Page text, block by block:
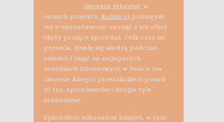
(korekta tekstów), w
ramach projektu Audite.plpomagam
też e-sprzedawcom usunąć z ich ofert
błędy psujące sprzedaż. Jeśli czas mi
pozwala, dzielę się wiedzą podczas
szkoleń i zajęć na najlepszych
uczelniach biznesowych w Polsce (na
zlecenie Allegro przeszkoliłem ponad
10 tys. sprzedawców i drugie tyle
studentów).
Spłodziłem kilkanaście książek, w tym: